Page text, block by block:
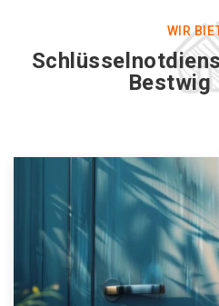
WIR
Bestwig